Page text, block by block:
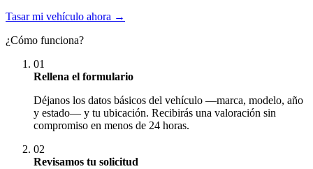
Tasar mi vehículo ahora →
¿Cómo funciona?
01
Rellena el formulario
Déjanos los datos básicos del vehículo —marca, modelo, año
y estado— y tu ubicación. Recibirás una valoración sin
compromiso en menos de 24 horas.
02
Revisamos tu solicitud